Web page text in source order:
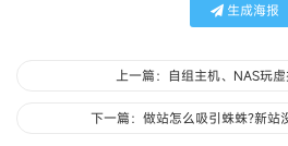
生成海报
上一篇：自组主机、NAS玩
下一篇：做站怎么吸引蛛蛛?新站